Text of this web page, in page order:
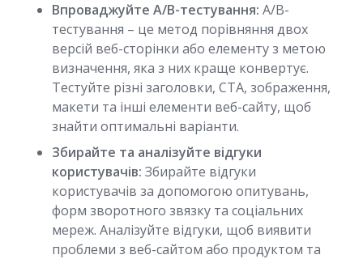
Впроваджуйте A/B-тестування: A/B-
тестування – це метод порівняння двох
версій веб-сторінки або елементу з метою
визначення, яка з них краще конвертує.
Тестуйте різні заголовки, CTA, зображення,
макети та інші елементи веб-сайту, щоб
знайти оптимальні варіанти.
Збирайте та аналізуйте відгуки
користувачів: Збирайте відгуки
користувачів за допомогою опитувань,
форм зворотного звязку та соціальних
мереж. Аналізуйте відгуки, щоб виявити
проблеми з веб-сайтом або продуктом та